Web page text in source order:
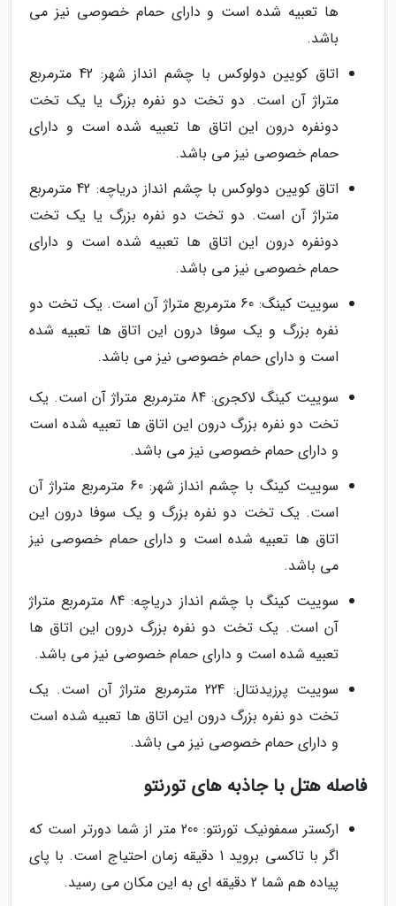
ها تعبیه شده است و دارای حمام خصوصی نیز می
باشد.
اتاق کویین دولوکس با چشم انداز شهر: 42 مترمربع
متراژ آن است. دو تخت دو نفره بزرگ یا یک تخت
دونفره درون این اتاق ها تعبیه شده است و دارای
حمام خصوصی نیز می باشد.
اتاق کویین دولوکس با چشم انداز دریاچه: 42 مترمربع
متراژ آن است. دو تخت دو نفره بزرگ یا یک تخت
دونفره درون این اتاق ها تعبیه شده است و دارای
حمام خصوصی نیز می باشد.
سوییت کینگ: 60 مترمربع متراژ آن است. یک تخت دو
نفره بزرگ و یک سوفا درون این اتاق ها تعبیه شده
است و دارای حمام خصوصی نیز می باشد.
سوییت کینگ لاکجری: 84 مترمربع متراژ آن است. یک
تخت دو نفره بزرگ درون این اتاق ها تعبیه شده است
و دارای حمام خصوصی نیز می باشد.
سوییت کینگ با چشم انداز شهر: 60 مترمربع متراژ آن
است. یک تخت دو نفره بزرگ و یک سوفا درون این
اتاق ها تعبیه شده است و دارای حمام خصوصی نیز
می باشد.
سوییت کینگ با چشم انداز دریاچه: 84 مترمربع متراژ
آن است. یک تخت دو نفره بزرگ درون این اتاق ها
تعبیه شده است و دارای حمام خصوصی نیز می باشد.
سوییت پرزیدنتال: 224 مترمربع متراژ آن است. یک
تخت دو نفره بزرگ درون این اتاق ها تعبیه شده است
و دارای حمام خصوصی نیز می باشد.
فاصله هتل با جاذبه های تورنتو
ارکستر سمفونیک تورنتو: 200 متر از شما دورتر است که
اگر با تاکسی بروید 1 دقیقه زمان احتیاج است. با پای
پیاده هم شما 2 دقیقه ای به این مکان می رسید.